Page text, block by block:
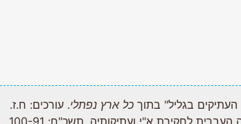
כל ארץ נפתלי . עורכים: ח.ז.
לחקירת א"י ועתיקותיה, תשכ"ח: 100-91.